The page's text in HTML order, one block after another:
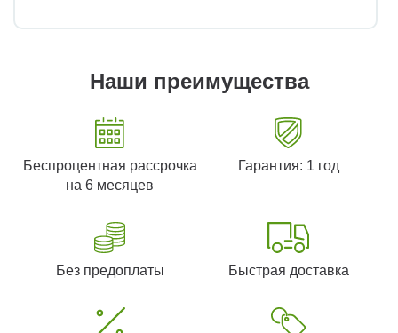
Наши преимущества
Беспроцентная рассрочка
на 6 месяцев
Гарантия: 1 год
Без предоплаты Быстрая доставка